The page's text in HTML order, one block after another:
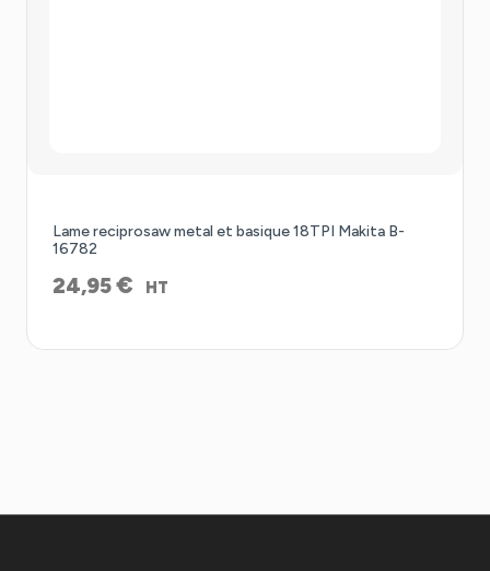
Lame reciprosaw metal et basique 18TPI Makita B-
16782
24,95€ HT